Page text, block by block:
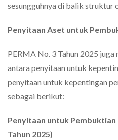
sesungguhnya di balik struktur
Penyitaan Aset untuk
PERMA No. 3 Tahun 2025 juga
antara penyitaan untuk
penyitaan untuk kepentingan
sebagai berikut:
Penyitaan untuk Pembuktian
Tahun 2025)